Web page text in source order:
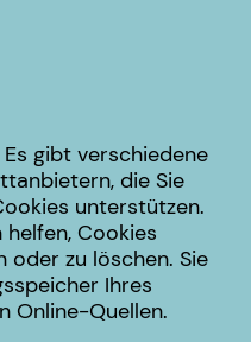
Es gibt verschiedene
die Sie
unterstützen.
helfen, Cookies
oder zu löschen. Sie
Ihres
Online-Quellen.